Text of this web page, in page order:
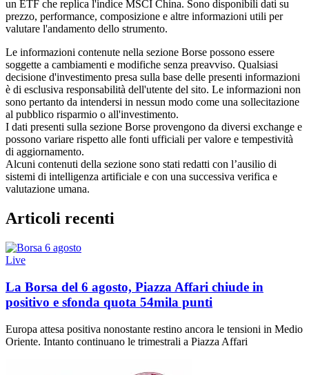
un ETF che replica l'indice MSCI China. Sono disponibili dati su
prezzo, performance, composizione e altre informazioni utili per
valutare l'andamento dello strumento.
Le informazioni contenute nella sezione Borse possono essere
soggette a cambiamenti e modifiche senza preavviso. Qualsiasi
decisione d'investimento presa sulla base delle presenti informazioni
è di esclusiva responsabilità dell'utente del sito. Le informazioni non
sono pertanto da intendersi in nessun modo come una sollecitazione
al pubblico risparmio o all'investimento.
I dati presenti sulla sezione Borse provengono da diversi exchange e
possono variare rispetto alle fonti ufficiali per valore e tempestività
di aggiornamento.
Alcuni contenuti della sezione sono stati redatti con l’ausilio di
sistemi di intelligenza artificiale e con una successiva verifica e
valutazione umana.
Articoli recenti
Live
La Borsa del 6 agosto, Piazza Affari chiude in
positivo e sfonda quota 54mila punti
Europa attesa positiva nonostante restino ancora le tensioni in Medio
Oriente. Intanto continuano le trimestrali a Piazza Affari